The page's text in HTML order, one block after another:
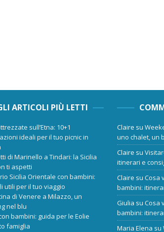
ARTICOLI PIÙ LETTI
sull’Etna: 10+1
ideali per il tuo picnic in
di Marinello a Tindari: la Sicilia
ti aspetti
Sicilia Orientale con bambini:
utili per il tuo viaggio
di Venere a Milazzo, un
nel blu
bambini: guida per le Eolie
famiglia
Claire su
uno chalet, un
Claire su
itinerari e
Claire suCosa
bambini:
Giulia suCosa
bambini:
Maria Elena su